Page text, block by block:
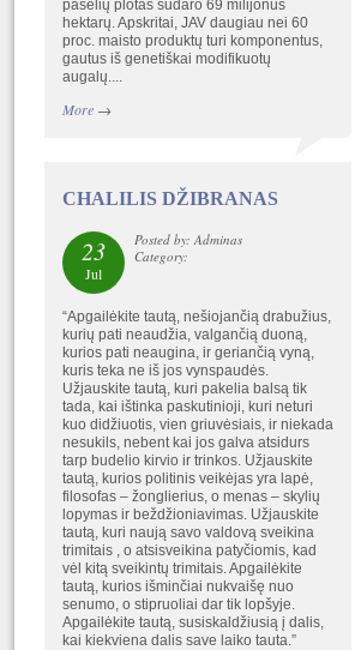
pasėlių plotas sudaro 69 milijonus
hektarų. Apskritai, JAV daugiau nei 60
proc. maisto produktų turi komponentus,
gautus iš genetiškai modifikuotų
augalų....
More→
CHALILIS DŽIBRANAS
23
Jul
Posted by: Adminas
Category:
“Apgailėkite tautą, nešiojančią drabužius,
kurių pati neaudžia, valgančią duoną,
kurios pati neaugina, ir geriančią vyną,
kuris teka ne iš jos vynspaudės.
Užjauskite tautą, kuri pakelia balsą tik
tada, kai ištinka paskutinioji, kuri neturi
kuo didžiuotis, vien griuvėsiais, ir niekada
nesukils, nebent kai jos galva atsidurs
tarp budelio kirvio ir trinkos. Užjauskite
tautą, kurios politinis veikėjas yra lapė,
filosofas – žonglierius, o menas – skylių
lopymas ir beždžioniavimas. Užjauskite
tautą, kuri naują savo valdovą sveikina
trimitais , o atsisveikina patyčiomis, kad
vėl kitą sveikintų trimitais. Apgailėkite
tautą, kurios išminčiai nukvaišę nuo
senumo, o stipruoliai dar tik lopšyje.
Apgailėkite tautą, susiskaldžiusią į dalis,
kai kiekviena dalis save laiko tauta.”